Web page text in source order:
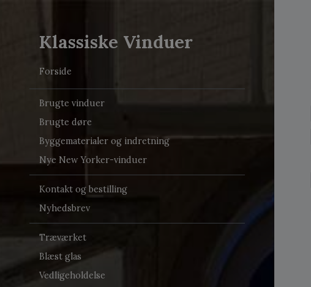
Klassiske Vinduer
Forside
Brugte vinduer
Brugte døre
Byggematerialer og indretning
Nye New Yorker-vinduer
Kontakt og bestilling
Nyhedsbrev
Træværket
Blæst glas
Vedligeholdelse